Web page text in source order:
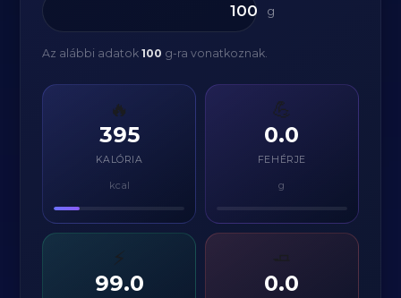
g
Az alábbi adatok100 g-ra vonatkoznak.
🔥
395
KALÓRIA
kcal
💪
0.0
FEHÉRJE
g
⚡
99.0 0.0